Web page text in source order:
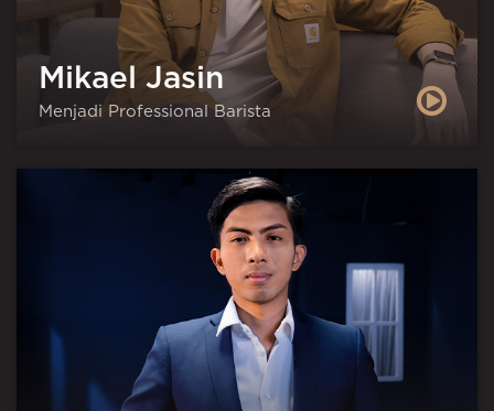
Mikael Jasin
Menjadi Professional Barista